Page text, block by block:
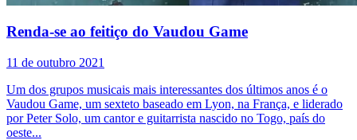
Renda-se ao feitiço do Vaudou Game
11 de outubro 2021
Um dos grupos musicais mais interessantes dos últimos anos é o
Vaudou Game, um sexteto baseado em Lyon, na França, e liderado
por Peter Solo, um cantor e guitarrista nascido no Togo, país do
oeste...